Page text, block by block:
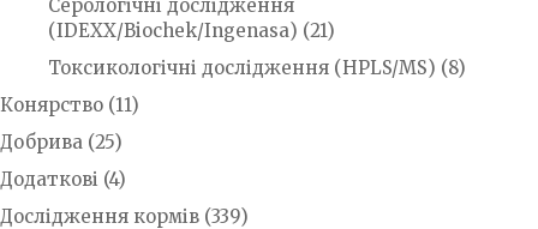
Серологічні дослідження
(IDEXX/Biochek/Ingenasa) (21)
Токсикологічні дослідження (HPLS/MS) (8)
Конярство (11)
Добрива (25)
Додаткові (4)
Дослідження кормів (339)